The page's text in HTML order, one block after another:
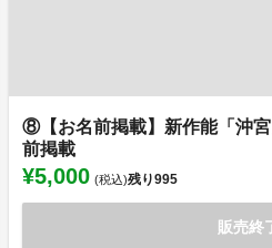
⑧【お名前掲載】新作能「沖
前掲載
¥5,000 (税込)残り995
販売終